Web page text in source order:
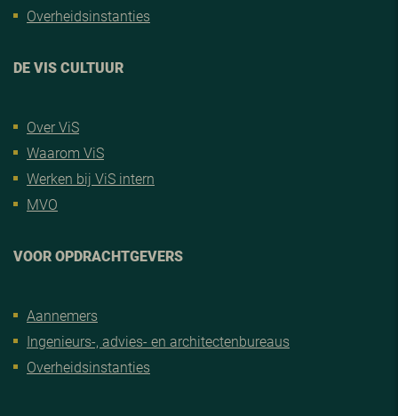
Overheidsinstanties
DE VIS CULTUUR
Over ViS
Waarom ViS
Werken bij ViS intern
MVO
VOOR OPDRACHTGEVERS
Aannemers
Ingenieurs-, advies- en architectenbureaus
Overheidsinstanties